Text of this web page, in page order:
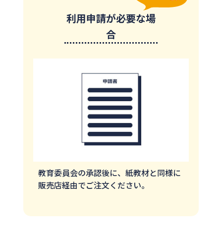
利用申請が必要な場
合
教育委員会の承認後に、紙教材と同様に
販売店経由でご注文ください。